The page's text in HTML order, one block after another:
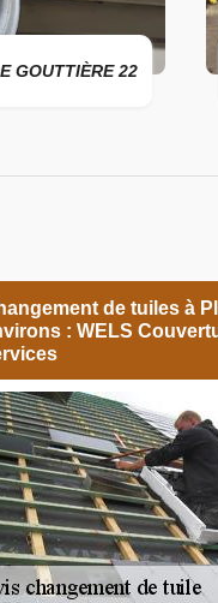
22
de tuiles à
: WELS